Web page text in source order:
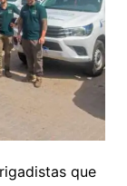
que